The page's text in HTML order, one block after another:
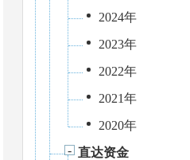
2024年
2023年
2022年
2021年
2020年
直达资金